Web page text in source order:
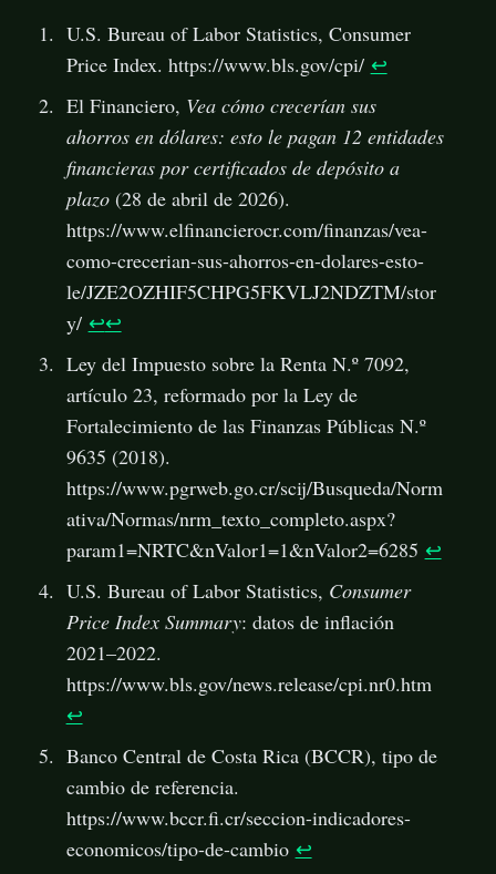
U.S. Bureau of Labor Statistics, Consumer
Price Index. https://www.bls.gov/cpi/ ↩
El Financiero, Vea cómo crecerían sus
ahorros en dólares: esto le pagan 12 entidades
financieras por certificados de depósito a
plazo(28 de abril de 2026).
https://www.elfinancierocr.com/finanzas/vea-
como-crecerian-sus-ahorros-en-dolares-esto-
le/JZE2OZHIF5CHPG5FKVLJ2NDZTM/stor
y/ ↩↩
Ley del Impuesto sobre la Renta N.º 7092,
artículo 23, reformado por la Ley de
Fortalecimiento de las Finanzas Públicas N.º
9635 (2018).
https://www.pgrweb.go.cr/scij/Busqueda/Norm
ativa/Normas/nrm_texto_completo.aspx?
param1=NRTC&nValor1=1&nValor2=6285 ↩
U.S. Bureau of Labor Statistics, Consumer
Price Index Summary: datos de inflación
2021–2022.
https://www.bls.gov/news.release/cpi.nr0.htm
↩
Banco Central de Costa Rica (BCCR), tipo de
cambio de referencia.
https://www.bccr.fi.cr/seccion-indicadores-
economicos/tipo-de-cambio ↩